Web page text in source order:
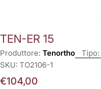
TEN-ER 15
Produttore: Tenortho Tipo:
SKU: TO2106-1
Prezzo
€104,00